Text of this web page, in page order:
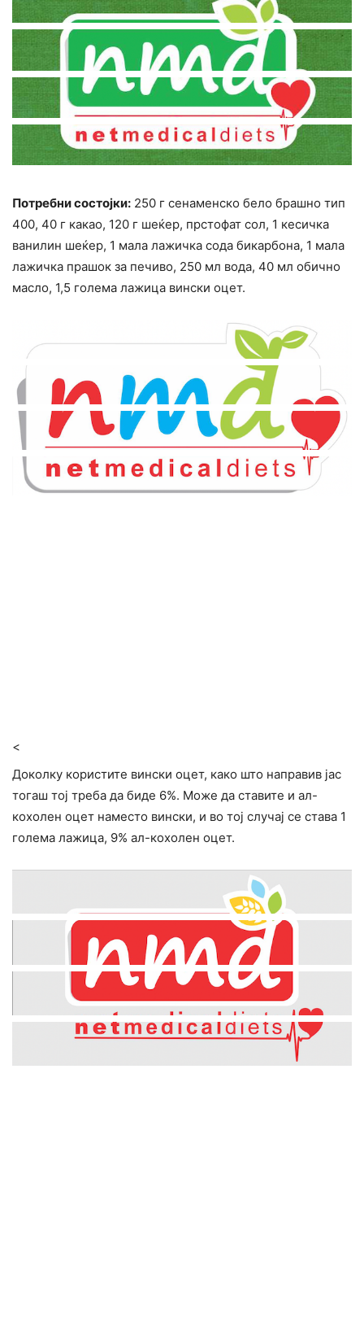
Потребни состојки: 250 г сенаменско бело брашно тип
400, 40 г какао, 120 г шеќер, прстофат сол, 1 кесичка
ванилин шеќер, 1 мала лажичка сода бикарбона, 1 мала
лажичка прашок за печиво, 250 мл вода, 40 мл обично
масло, 1,5 голема лажица вински оцет.
<
Доколку користите вински оцет, како што направив јас
тогаш тој треба да биде 6%. Може да ставите и ал-
кохолен оцет наместо вински, и во тој случај се става 1
голема лажица, 9% ал-кохолен оцет.